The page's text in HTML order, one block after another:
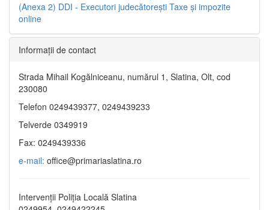
(Anexa 2) DDI - Executori judecătorești Taxe şi impozite
online
Informaţii de contact
Strada Mihail Kogălniceanu, numărul 1, Slatina, Olt, cod
230080
Telefon 0249439377, 0249439233
Telverde 0349919
Fax: 0249439336
e-mail: office@primariaslatina.ro
Intervenții Poliția Locală Slatina